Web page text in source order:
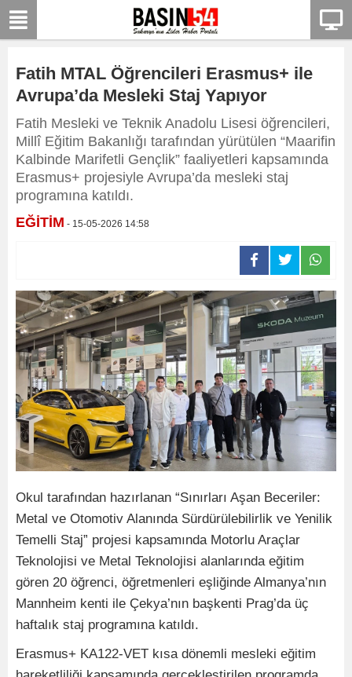
Fatih MTAL Öğrencileri Erasmus+ ile
Avrupa’da Mesleki Staj Yapıyor
Fatih Mesleki ve Teknik Anadolu Lisesi öğrencileri,
Millî Eğitim Bakanlığı tarafından yürütülen “Maarifin
Kalbinde Marifetli Gençlik” faaliyetleri kapsamında
Erasmus+ projesiyle Avrupa’da mesleki staj
programına katıldı.
EĞİTİM - 15-05-2026 14:58
Okul tarafından hazırlanan “Sınırları Aşan Beceriler:
Metal ve Otomotiv Alanında Sürdürülebilirlik ve Yenilik
Temelli Staj” projesi kapsamında Motorlu Araçlar
Teknolojisi ve Metal Teknolojisi alanlarında eğitim
gören 20 öğrenci, öğretmenleri eşliğinde Almanya’nın
Mannheim kenti ile Çekya’nın başkenti Prag’da üç
haftalık staj programına katıldı.
Erasmus+ KA122-VET kısa dönemli mesleki eğitim